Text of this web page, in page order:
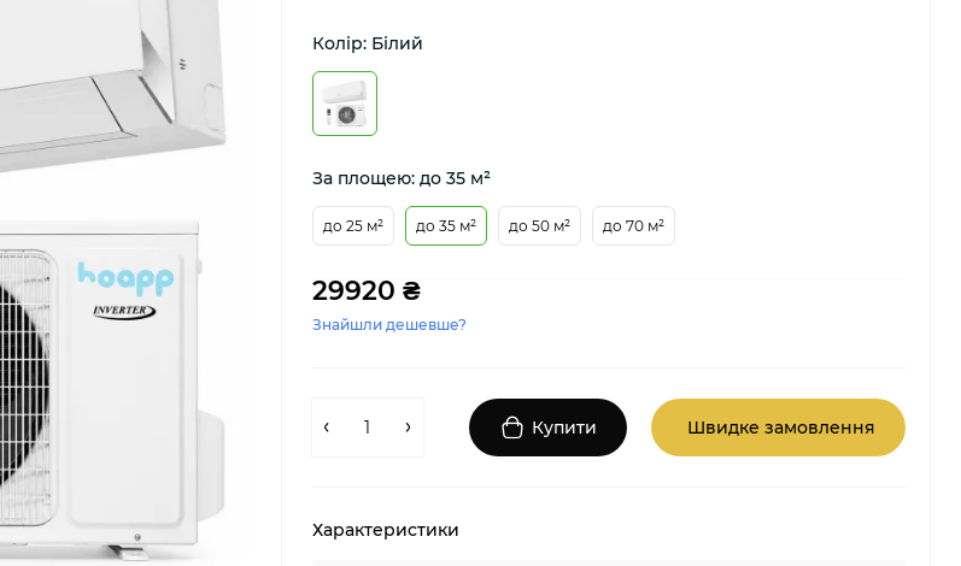
Колір: Білий
За площею: до 35 м²
до 25 м² до 35 м² до 50 м² до 70 м²
29920 ₴
Знайшли дешевше?
Купити Швидке замовлення
Характеристики